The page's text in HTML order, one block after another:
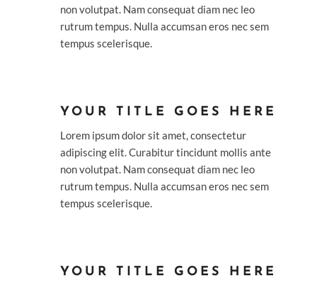
non volutpat. Nam consequat diam nec leo
rutrum tempus. Nulla accumsan eros nec sem
tempus scelerisque.
YOUR TITLE GOES HERE
Lorem ipsum dolor sit amet, consectetur
adipiscing elit. Curabitur tincidunt mollis ante
non volutpat. Nam consequat diam nec leo
rutrum tempus. Nulla accumsan eros nec sem
tempus scelerisque.
YOUR TITLE GOES HERE